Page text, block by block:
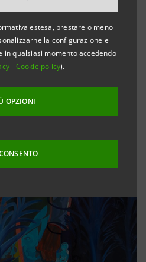
estesa, prestare o meno
la configurazione e
in qualsiasi momento accedendo
- Cookie policy).
OPZIONI